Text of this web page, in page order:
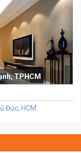
TPHCM
Đức, HCM